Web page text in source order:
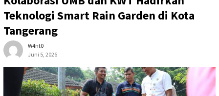
Teknologi Smart Rain Garden di Kota
Tangerang
W4nt0
Juni 5, 2026